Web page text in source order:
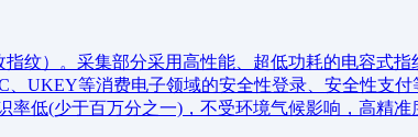
纹）。采集部分采用高性能、超低功耗的电容式
UKEY等消费电子领域的安全性登录、安全性支
低(少于百万分之一)，不受环境气候影响，高精准